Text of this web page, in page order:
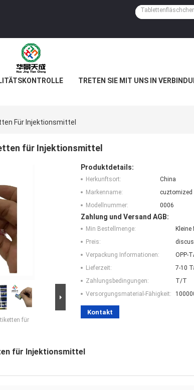
TRETEN SIE MIT UNS IN
Für Injektionsmittel
für Injektionsmittel
für
Produktdetails:
Herkunftsort:
China
Markenname:
cuztomized
Modellnummer:
0006
Zahlung und Versand AGB:
Min Bestellmenge:
Preis:
Verpackung Informationen:
OPP-
Lieferzeit:
7-10
Zahlungsbedingungen:
T/T
Versorgungsmaterial-Fähigkeit:
Kontakt
für Injektionsmittel